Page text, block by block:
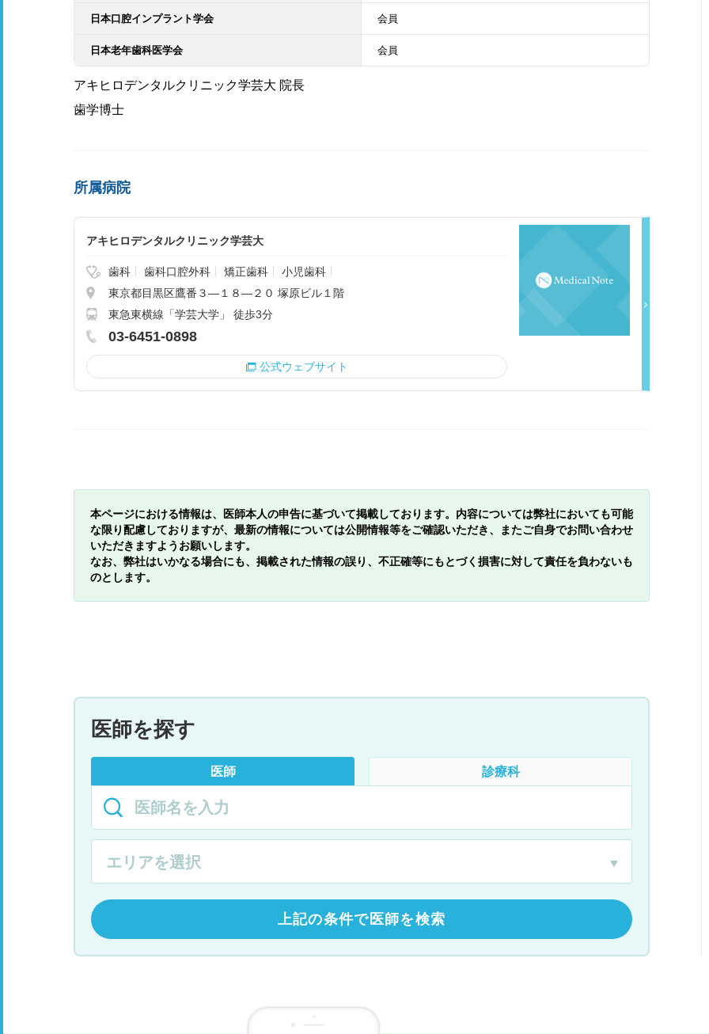
日本口腔インプラント学会 会員
日本老年歯科医学会 会員
アキヒロデンタルクリニック学芸大 院長
歯学博士
所属病院
アキヒロデンタルクリニック学芸大
歯科 歯科口腔外科 矯正歯科
小児歯科
東京都目黒区鷹番３―１８―２０ 塚原ビル１階
東急東横線「学芸大学」 徒歩3分
03-6451-0898
公式ウェブサイト
本ページにおける情報は、医師本人の申告に基づいて掲載しております。内容については弊社においても可能
な限り配慮しておりますが、最新の情報については公開情報等をご確認いただき、またご自身でお問い合わせ
いただきますようお願いします。
なお、弊社はいかなる場合にも、掲載された情報の誤り、不正確等にもとづく損害に対して責任を負わないも
のとします。
医師を探す
医師 診療科
上記の条件で医師を検索